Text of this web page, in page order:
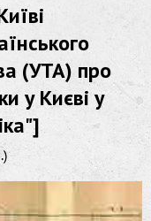
(УТА) про
у Києві у